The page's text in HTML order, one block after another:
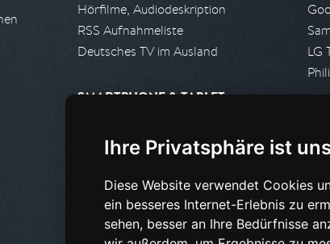
Ihre Privatsphäre ist
Diese Website verwendet Cookies
ein besseres Internet-Erlebnis zu
sehen, besser an Ihre Bedürfnisse
Hörfilme, Audiodeskription
RSS Aufnahmeliste
Deutsches TV im Ausland
SMARTPHONE & TABLET
Android App
PARTNER
Partnerliste
Partner werden
LG